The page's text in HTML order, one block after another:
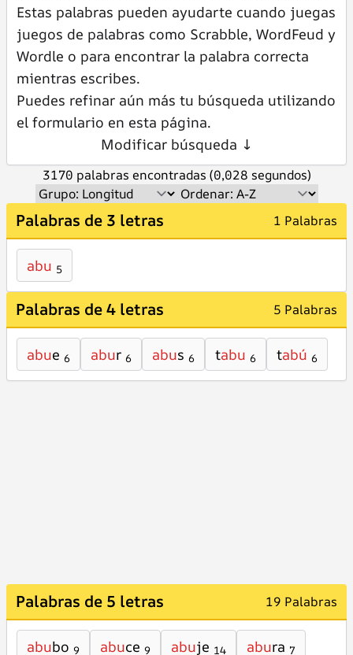
Estas palabras pueden ayudarte cuando juegas
juegos de palabras como Scrabble, WordFeud y
Wordle o para encontrar la palabra correcta
mientras escribes.
Puedes refinar aún más tu búsqueda utilizando
el formulario en esta página.
Modificar búsqueda ↓
3170 palabras encontradas (0,028 segundos)
Palabras de 3 letras 1 Palabras
abu 5
Palabras de 4 letras 5 Palabras
abue 6 abur 6 abus 6 tabu 6 tabú 6
Palabras de 5 letras 19 Palabras
abubo 9 abuce 9 abuje 14 abura 7